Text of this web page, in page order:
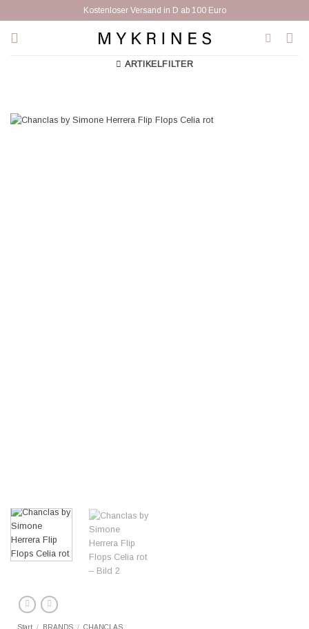
Inhalt
springen
Kostenloser Versand in D ab 100 Euro
ARTIKELFILTER
Start / BRANDS / CHANCLAS